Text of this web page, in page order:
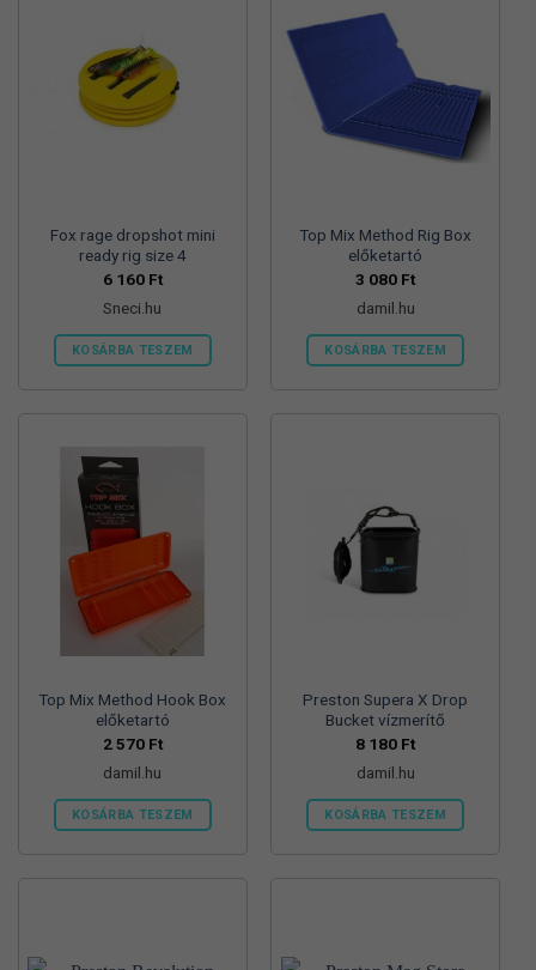
A
változatok
a
variációja
van.
változatok
termékoldalon
választhatók
Fox rage dropshot mini
ready rig size 4
6 160 Ft
Sneci.hu
KOSÁRBA TESZEM
Top Mix Method Rig Box
előketartó
3 080 Ft
damil.hu
KOSÁRBA TESZEM
Top Mix Method Hook Box
előketartó
2 570 Ft
damil.hu
KOSÁRBA TESZEM
Preston Supera X Drop
Bucket vízmerítő
8 180 Ft
damil.hu
KOSÁRBA TESZEM